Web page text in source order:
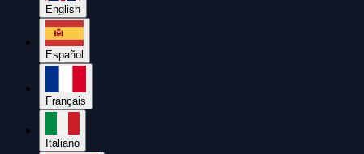
English
Español
Français
Italiano